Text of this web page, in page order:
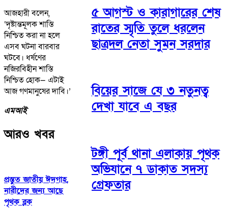
আজহারী বলেন,
‘দৃষ্টান্তমূলক শাস্তি
নিশ্চিত করা না হলে
এসব ঘটনা বারবার
ঘটবে। ধর্ষণের
নজিরবিহীন শাস্তি
নিশ্চিত হোক— এটাই
আজ গণমানুষের দাবি।’
এমআই
আরও খবর
প্রস্তুত জাতীয় ঈদগাহ,
নারীদের জন্য আছে
পৃথক ব্লক
৫ আগস্ট ও কারাগারের শেষ
রাতের স্মৃতি তুলে ধরলেন
ছাত্রদল নেতা সুমন সরদার
বিয়ের সাজে যে ৩ নতুনত্ব
দেখা যাবে এ বছর
টঙ্গী পূর্ব থানা এলাকায় পৃথক
অভিযানে ৭ ডাকাত সদস্য
গ্রেফতার